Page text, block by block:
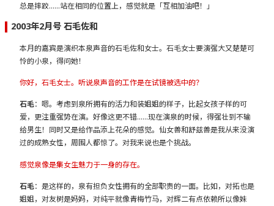
总是摔跤……站在相同的位置上，感觉就是「互相加油吧！」
2003年2月号 石毛佐和
本月的嘉宾是演织本泉声音的石毛佐和女士。石毛女士要演强大又楚楚可
怜的小泉，得问她！
你好，石毛女士。听说泉声音的工作是在试镜被选中的？
石毛：嗯。考虑到泉所拥有的活力和装姐姐的样子，比起女孩子样的可
爱，更注重强势在演。好像这更不错……现在演泉的时候，得强壮到不输
给男生！同时又是给作品添上花朵的感觉。仙女兽和舒兹兽是我从来没演
过的成熟女性，周围人都惊了。对我来说也是个挑战。
感觉泉像是集女生魅力于一身的存在。
石毛：是这样的，泉有担负女性拥有的全部职责的一面。比如，对拓也是
姐姐，对友树是妈妈，对纯平就像青梅竹马，对辉二有点依赖所以像妹